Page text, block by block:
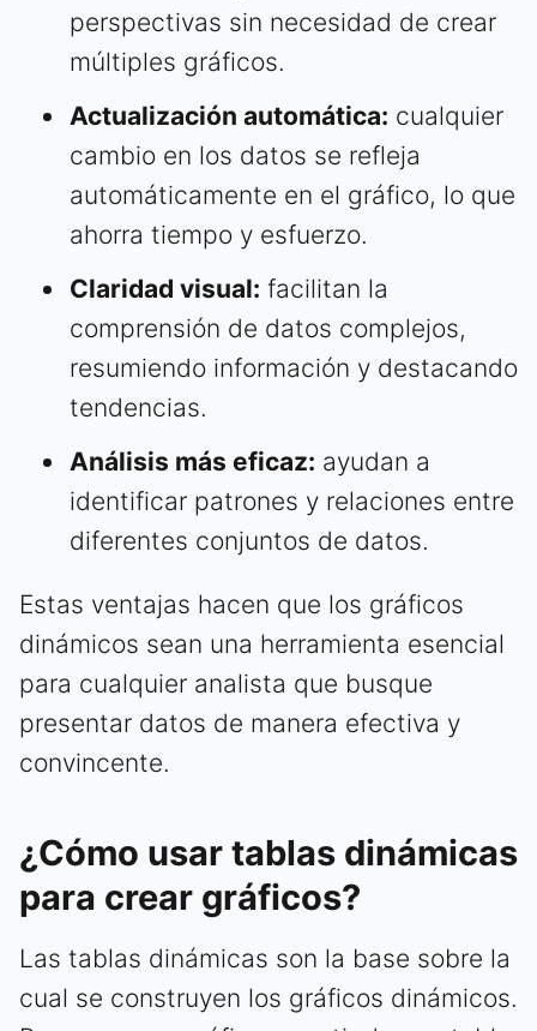
perspectivas sin necesidad de crear
múltiples gráficos.
Actualización automática: cualquier
cambio en los datos se refleja
automáticamente en el gráfico, lo que
ahorra tiempo y esfuerzo.
Claridad visual: facilitan la
comprensión de datos complejos,
resumiendo información y destacando
tendencias.
Análisis más eficaz: ayudan a
identificar patrones y relaciones entre
diferentes conjuntos de datos.
Estas ventajas hacen que los gráficos
dinámicos sean una herramienta esencial
para cualquier analista que busque
presentar datos de manera efectiva y
convincente.
¿Cómo usar tablas dinámicas
para crear gráficos?
Las tablas dinámicas son la base sobre la
cual se construyen los gráficos dinámicos.